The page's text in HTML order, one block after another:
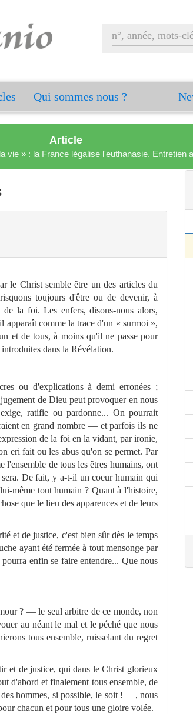
Qui sommes nous ?
Article
vie » : la France légalise l'euthanasie. Entretien
le Christ semble être un des articles du
toujours d'être ou de devenir, à
la foi. Les enfers, disons-nous alors,
comme la trace d'un « surmoi »,
et de tous, à moins qu'il ne passe pour
dans la Révélation.
ou d'explications à demi erronées ;
ment de Dieu peut provoquer en nous
exige, ratifie ou pardonne... On pourrait
en grand nombre — et parfois ils ne
de la foi en la vidant, par ironie,
eri fait ou les abus qu'on se permet. Par
l'ensem­ble de tous les êtres humains, ont
De fait, y a-t-il un coeur humain qui
mêmetout humain ? Quant à l'histoire,
que le lieu des apparences et de leurs
et de justice, c'est bien sûr dès le temps
ayant été fermée à tout mensonge par
enfin se faire entendre... Que nous
? — le seul arbitre de ce monde, non
au néant le mal et le péché que nous
tous ensemble, ruisselant du regret
et de justice, qui dans le Christ glorieux
d'abord et finalement tous ensemble, de
hommes, si possible, le soit ! —, nous
chacun et pour tous une gloire volée.